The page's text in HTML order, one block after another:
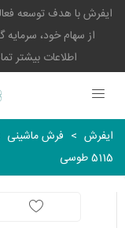
ایفرش با هدف توسعه
از سهام خود،
اطلاعات بیشتر تماس
ایفرش > فرش ماشینی
5115 طوسی